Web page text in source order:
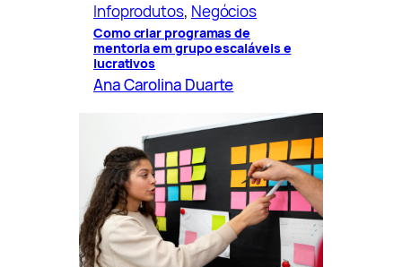
Infoprodutos, Negócios
Como criar programas de
mentoria em grupo escaláveis e
lucrativos
Ana Carolina Duarte